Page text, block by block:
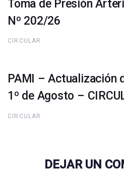
Toma de Presión
Nº 202/26
CIRCULAR
PAMI – Actualización
1º de Agosto –
CIRCULAR
DEJAR UN